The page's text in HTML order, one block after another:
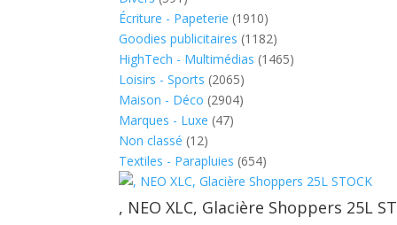
Écriture - Papeterie (1910)
Goodies publicitaires (1182)
HighTech - Multimédias (1465)
Loisirs - Sports (2065)
Maison - Déco (2904)
Marques - Luxe (47)
Non classé (12)
Textiles - Parapluies (654)
, NEO XLC, Glacière Shoppers 25L